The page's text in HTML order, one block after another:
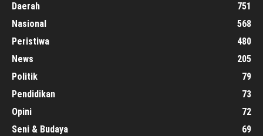
Daerah
751
Nasional
568
Peristiwa
480
News
205
Politik
79
Pendidikan
73
Opini
72
Seni & Budaya
69